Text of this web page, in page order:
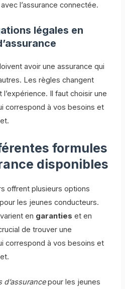
l’assurance connectée.
légales en
avoir une assurance qui
Les règles changent
l’expérience. Il faut choisir une
correspond à vos besoins et
formules
disponibles
offrent plusieurs options
les jeunes conducteurs.
en garanties et en
de trouver une
correspond à vos besoins et
d’assurancepour les jeunes